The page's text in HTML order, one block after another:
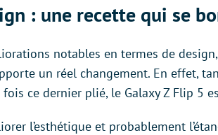
: une recette qui se
notables en termes de
un réel changement. En effet,
fois ce dernier plié, le Galaxy Z Flip 5
l’esthétique et probablement